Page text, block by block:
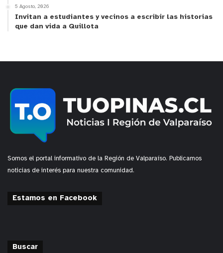
5 Agosto, 2026
Invitan a estudiantes y vecinos a escribir las historias
que dan vida a Quillota
Somos el portal informativo de la Región de Valparaíso. Publicamos
noticias de interés para nuestra comunidad.
Estamos en Facebook
Buscar